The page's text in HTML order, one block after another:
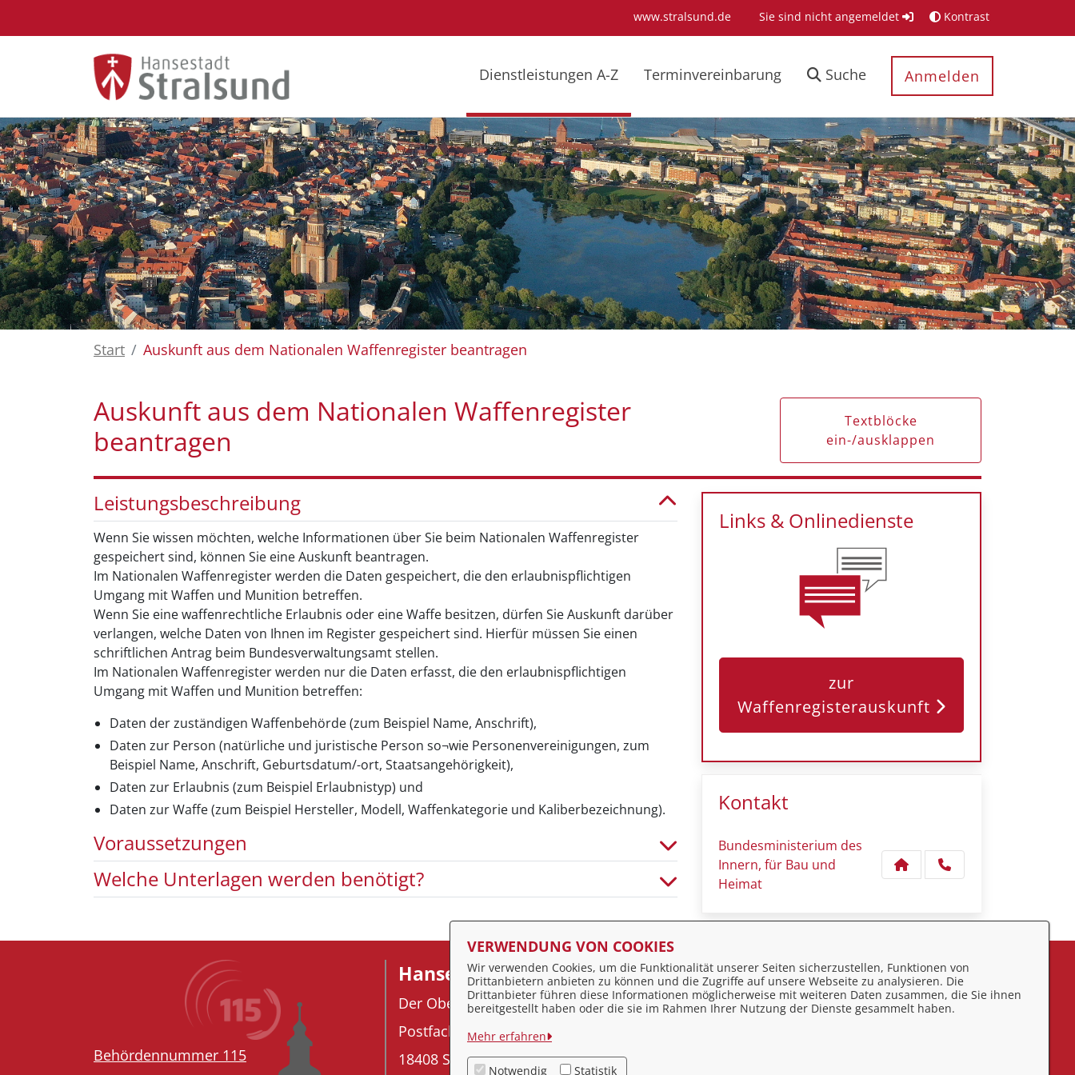
www.stralsund.de Sie sind nicht angemeldet Kontrast
Dienstleistungen A-Z Terminvereinbarung Suche Anmelden
Start Auskunft aus dem Nationalen Waffenregister beantragen
Auskunft aus dem Nationalen Waffenregister
beantragen
Textblöcke
ein-/ausklappen
Leistungsbeschreibung
Wenn Sie wissen möchten, welche Informationen über Sie beim Nationalen Waffenregister
gespeichert sind, können Sie eine Auskunft beantragen.
Im Nationalen Waffenregister werden die Daten gespeichert, die den erlaubnispflichtigen
Umgang mit Waffen und Munition betreffen.
Wenn Sie eine waffenrechtliche Erlaubnis oder eine Waffe besitzen, dürfen Sie Auskunft darüber
verlangen, welche Daten von Ihnen im Register gespeichert sind. Hierfür müssen Sie einen
schriftlichen Antrag beim Bundesverwaltungsamt stellen.
Im Nationalen Waffenregister werden nur die Daten erfasst, die den erlaubnispflichtigen
Umgang mit Waffen und Munition betreffen:
Daten der zuständigen Waffenbehörde (zum Beispiel Name, Anschrift),
Daten zur Person (natürliche und juristische Person so¬wie Personenvereinigungen, zum
Beispiel Name, Anschrift, Geburtsdatum/-ort, Staatsangehörigkeit),
Daten zur Erlaubnis (zum Beispiel Erlaubnistyp) und
Daten zur Waffe (zum Beispiel Hersteller, Modell, Waffenkategorie und Kaliberbezeichnung).
Voraussetzungen
Welche Unterlagen werden benötigt?
Links & Onlinedienste
zur
Waffenregisterauskunft
Kontakt
Bundesministerium des
Innern, für Bau und
Heimat
Behördennummer 115
Hansestadt Stralsund
Der Oberbürgermeister
Postfach 2145
18408 Stralsund
Feedback
Impressum
VERWENDUNG VON COOKIES
Wir verwenden Cookies, um die Funktionalität unserer Seiten sicherzustellen, Funktionen von
Drittanbietern anbieten zu können und die Zugriffe auf unsere Webseite zu analysieren. Die
Drittanbieter führen diese Informationen möglicherweise mit weiteren Daten zusammen, die Sie ihnen
bereitgestellt haben oder die sie im Rahmen Ihrer Nutzung der Dienste gesammelt haben.
Mehr erfahren
Notwendig Statistik